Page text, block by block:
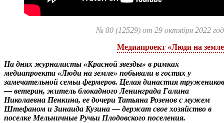
№ 80 (12529) от 29 октября 2022
Медиапроект «Люди на
На днях журналисты «Красной звезды» в рамках
медиапроекта «Люди на земле» побывали в гостях у
замечательной семьи фермеров. Целая династия тружеников
— ветеран, житель блокадного Ленинграда Галина
Николаевна Пенкина, ее дочери Татьяна Розенов с мужем
Штефаном и Зинаида Кузина — держат свое хозяйство в
поселке Мельничные Ручьи Плодовского поселения.